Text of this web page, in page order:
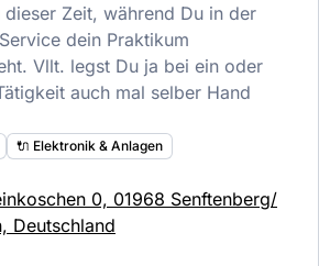
Zeit, während Du in der
dein Praktikum
Vllt. legst Du ja bei ein oder
auch mal selber Hand
🔌 Elektronik & Anlagen
0, 01968 Senftenberg/
Deutschland